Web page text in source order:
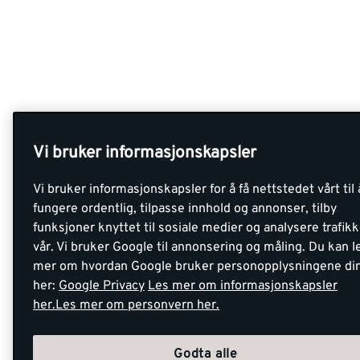
Vi bruker informasjonskapsler
Vi bruker informasjonskapsler for å få nettstedet vårt til
fungere ordentlig, tilpasse innhold og annonser, tilby
funksjoner knyttet til sosiale medier og analysere
vår. Vi bruker Google til annonsering og måling. Du kan
mer om hvordan Google bruker personopplysningene
her: Google Privacy Les mer om informasjonskapsler
her.Les mer om personvern her.
Godta alle